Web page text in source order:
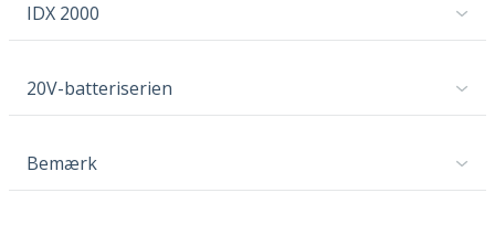
IDX 2000
20V-batteriserien
Bemærk